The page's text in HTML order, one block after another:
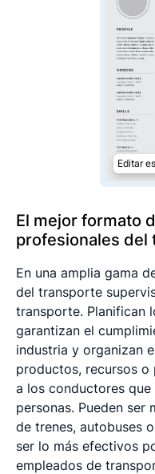
Editar
El mejor formato
profesionales del
En una amplia gama
del transporte
transporte. Planifican
garantizan el
industria y organizan
productos, recursos o
a los conductores
personas. Pueden ser
de trenes, autobuses
ser lo más efectivos
empleados de